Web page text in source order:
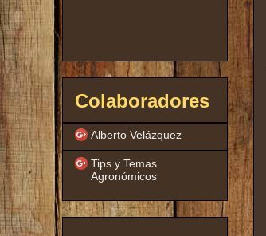
Colaboradores
Alberto Velázquez
Tips y Temas
Agronómicos